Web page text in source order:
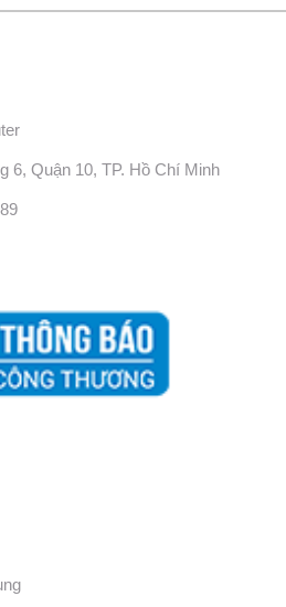
6, Quận 10, TP. Hồ Chí Minh